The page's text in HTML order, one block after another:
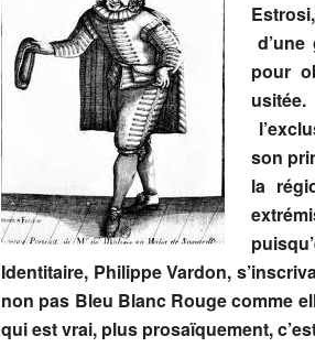
pour
son
la
Identitaire, Philippe Vardon,
non pas Bleu Blanc Rouge comme
qui est vrai, plus prosaïquement,